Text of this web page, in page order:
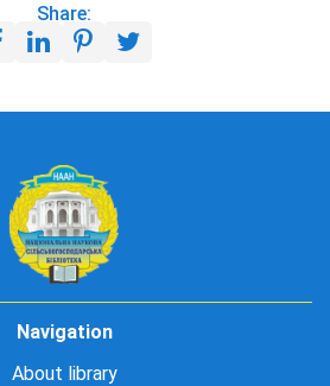
Share:
Navigation
About library